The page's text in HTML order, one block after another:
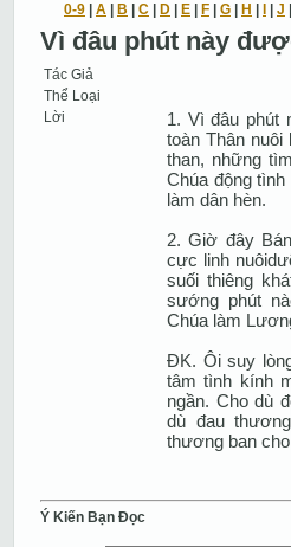
0-9 A B C D E F G H J
Vì đâu phút này
Tác Giả
Thể Loại
Lời
1. Vì đâu phút
toàn Thân
than, những
Chúa động
làm dân hèn.
2. Giờ đây
cực linh
suối thiêng
sướng phút
Chúa làm
ÐK. Ôi suy
tâm tình kính
ngần. Cho dù
dù đau
thương ban
Ý Kiến Bạn Ðọc